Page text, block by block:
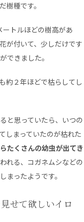
樹種です。
ートルほどの樹高があ
が付いて、少しだけです
できました。
約２年ほどで枯らしてし
と思っていたら、いつの
しまっていたのが枯れた
たくさんの幼虫が出てき
れる、コガネムシなどの
まったようです。
せて欲しいイロ